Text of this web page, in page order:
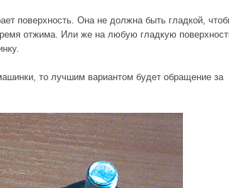
поверхность. Она не должна быть гладкой,
отжима. Или же на любую гладкую
то лучшим вариантом будет обращение за